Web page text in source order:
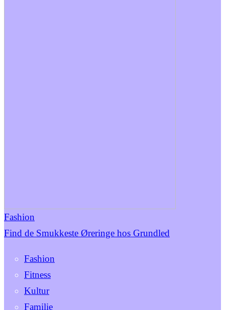
Fashion
Find de Smukkeste Øreringe hos Grundled
Fashion
Fitness
Kultur
Familie